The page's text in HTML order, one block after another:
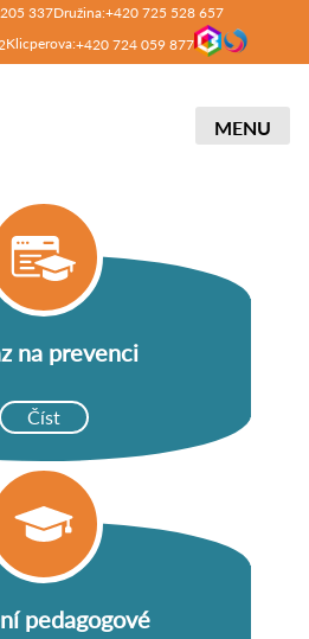
337Družina:+420 725 528 657
Klicperova:+420 724 059 877
MENU
na prevenci
Číst
pedagogové